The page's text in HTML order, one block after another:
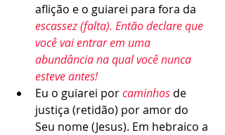
aflição e o guiarei para fora da
escassez (falta). Então declare que
você vai entrar em uma
abundância na qual você nunca
esteve antes!
Eu o guiarei por caminhos de
justiça (retidão) por amor do
Seu nome (Jesus). Em hebraico a